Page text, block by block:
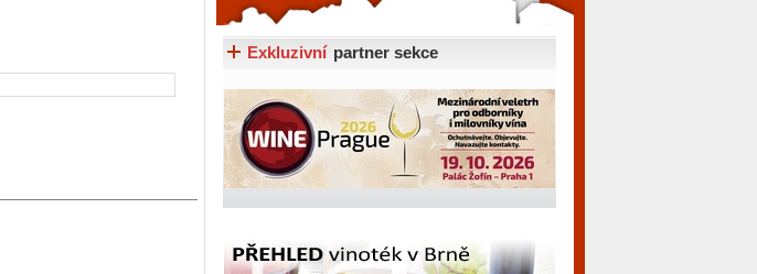
Exkluzivní partner sekce